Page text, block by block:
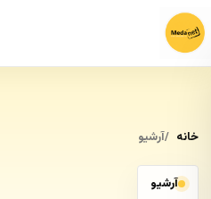
خانه آرشیو
آرشیو